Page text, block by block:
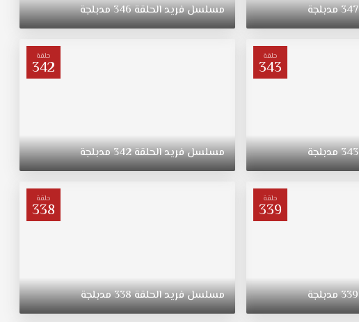
347مدبلجة مسلسلفريدالحلقة346مدبلجة
حلقة
343
343مدبلجة
حلقة
342
مسلسلفريدالحلقة342مدبلجة
حلقة
339
339مدبلجة
حلقة
338
مسلسلفريدالحلقة338مدبلجة